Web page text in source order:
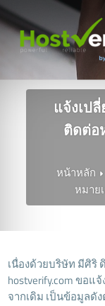
แจ้งเป
ติดต่อ
หน้าหลัก
หมาย
เนื่องด้วยบริษัท มีศิริ
hostverify.com ขอแ
จากเดิม เป็นข้อมูลดั